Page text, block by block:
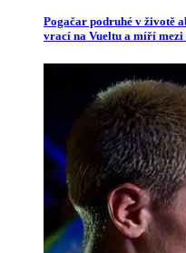
Pogačar podruhé v životě
vrací na Vueltu a míří mezi